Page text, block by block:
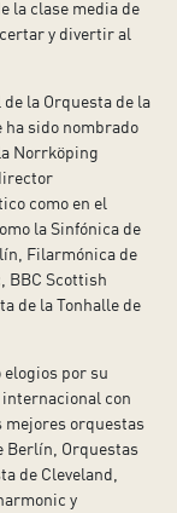
la clase media de
y divertir al
la Orquesta de la
ha sido nombrado
Norrköping
como en el
la Sinfónica de
Filarmónica de
BBC Scottish
de la Tonhalle de
por su
con
mejores orquestas
Berlín, Orquestas
de Cleveland,
y